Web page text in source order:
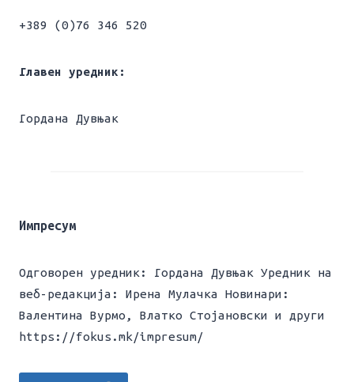
+389 (0)76 346 520
Главен уредник:
Гордана Дувњак
Импресум
Одговорен уредник: Гордана Дувњак Уредник на
веб-редакција: Ирена Мулачка Новинари:
Валентина Вурмо, Влатко Стојановски и други
https://fokus.mk/impresum/